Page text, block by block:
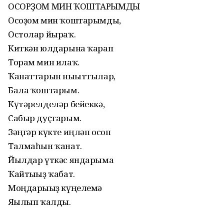
ОСОРҘОМ МИН ҠОШТАРЫМДЫ
Осоҙом мин ҡоштарымды,
Остолар йыраҡ.
Киткән юлдарына ҡарап
Торам мин илаҡ.
Ҡанаттарын нығыттылар,
Бала ҡоштарым.
Күтәрелделәр бейеккә,
Сабыр дуҫтарым.
Зәңгәр күкте иңләп осоп
Талмаһын ҡанат.
Йылдар үткәс яндарыма
Ҡайтығыҙ ҡабат.
Моңдарығыҙ күңелемә
Яғылып ҡалды.